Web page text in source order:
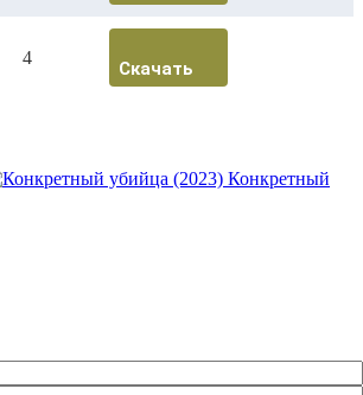
4
Скачать
Конкретный